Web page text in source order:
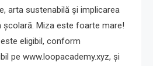
arta sustenabilă și implicarea
școlară. Miza este foarte mare!
eligibil, conform
pe www.loopacademy.xyz, și